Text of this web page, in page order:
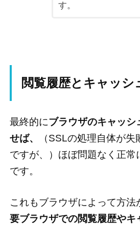
す。
閲覧履歴とキャッシ
最終的にブラウザのキャッシ
せば、
（SSLの処理自体が
ですが、）ほぼ問題なく正常
です。
これもブラウザによって方法
要ブラウザでの閲覧履歴やキ